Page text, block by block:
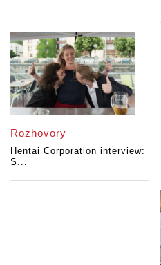
Rozhovory
Hentai Corporation interview:
S...